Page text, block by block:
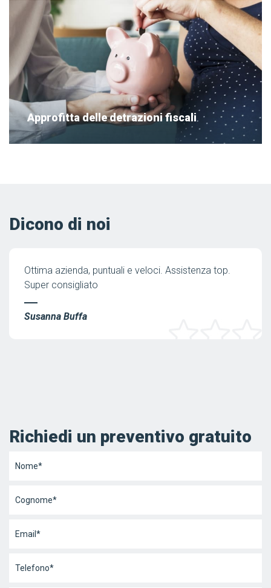
Approfitta delle detrazioni fiscali
Dicono di noi
Ottima azienda, puntuali e veloci. Assistenza top.
Super consigliato
Susanna Buffa
Richiedi un preventivo gratuito
Nome *
Cognome *
Email *
Telefono